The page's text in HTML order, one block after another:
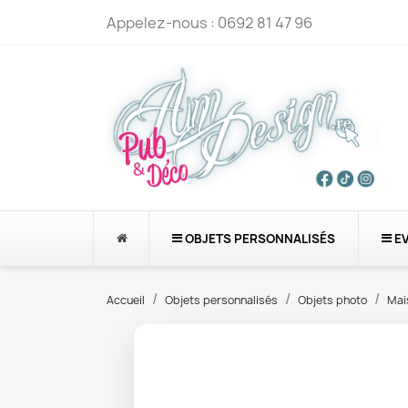
Appelez-nous : 0692 81 47 96
OBJETS PERSONNALISÉS
Accueil Objets personnalisés Objets photo